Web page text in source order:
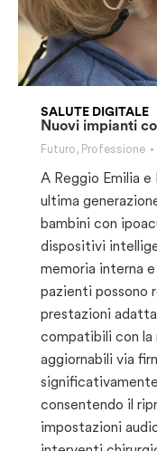
SALUTE DIGITALE
Nuovi impianti
Futuro, Professione
A Reggio Emilia
ultima
bambini con
dispositivi
memoria interna
pazienti possono
prestazioni
compatibili con la
aggiornabili via
consentendo il
impostazioni